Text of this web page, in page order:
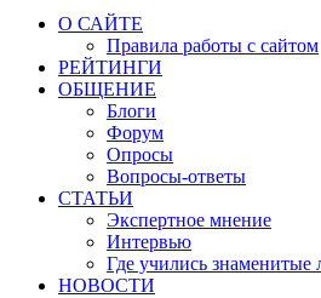
О САЙТЕ
Правила работы с сайтом
РЕЙТИНГИ
ОБЩЕНИЕ
Блоги
Форум
Опросы
Вопросы-ответы
СТАТЬИ
Экспертное мнение
Интервью
Где учились знаменитые
НОВОСТИ